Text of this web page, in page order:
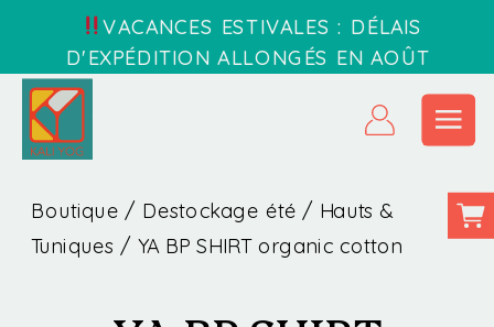
VACANCES ESTIVALES : DÉLAIS
D'EXPÉDITION ALLONGÉS EN AOÛT
Boutique / Destockage été / Hauts &
Tuniques / YA BP SHIRT organic cotton